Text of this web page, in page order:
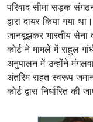
परिवाद सीमा सड़क
द्वारा दायर किया गया
जानबूझकर भारतीय सेना
कोर्ट ने मामले में राहुल
अनुपालन में उन्होंने
अंतरिम राहत स्वरूप
कोर्ट द्वारा निर्धारित